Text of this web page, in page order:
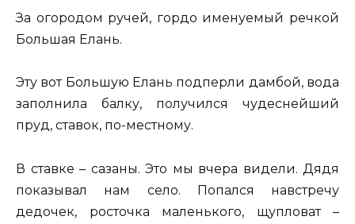
За огородом ручей, гордо именуемый речкой
Большая Елань.
Эту вот Большую Елань подперли дамбой, вода
заполнила балку, получился чудеснейший
пруд, ставок, по-местному.
В ставке – сазаны. Это мы вчера видели. Дядя
показывал нам село. Попался навстречу
дедочек, росточка маленького, щупловат –